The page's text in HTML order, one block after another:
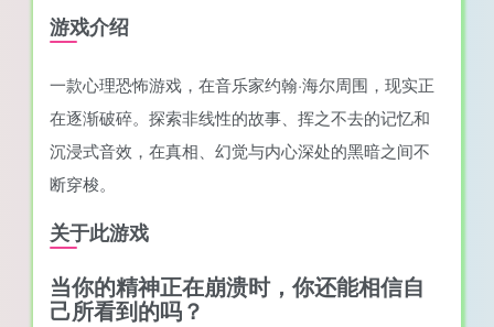
摸鱼游戏）
游戏介绍
一款心理恐怖游戏，在音乐家约翰·海尔周围，现实正
在逐渐破碎。探索非线性的故事、挥之不去的记忆和
沉浸式音效，在真相、幻觉与内心深处的黑暗之间不
断穿梭。
关于此游戏
当你的精神正在崩溃时，你还能相信自
己所看到的吗？